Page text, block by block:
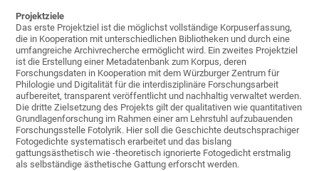
Projektziele
Das erste Projektziel ist die möglichst vollständige Korpuserfassung,
die in Kooperation mit unterschiedlichen Bibliotheken und durch eine
umfangreiche Archivrecherche ermöglicht wird. Ein zweites Projektziel
ist die Erstellung einer Metadatenbank zum Korpus, deren
Forschungsdaten in Kooperation mit dem Würzburger Zentrum für
Philologie und Digitalität für die interdisziplinäre Forschungsarbeit
aufbereitet, transparent veröffentlicht und nachhaltig verwaltet werden.
Die dritte Zielsetzung des Projekts gilt der qualitativen wie quantitativen
Grundlagenforschung im Rahmen einer am Lehrstuhl aufzubauenden
Forschungsstelle Fotolyrik. Hier soll die Geschichte deutschsprachiger
Fotogedichte systematisch erarbeitet und das bislang
gattungsästhetisch wie -theoretisch ignorierte Fotogedicht erstmalig
als selbständige ästhetische Gattung erforscht werden.